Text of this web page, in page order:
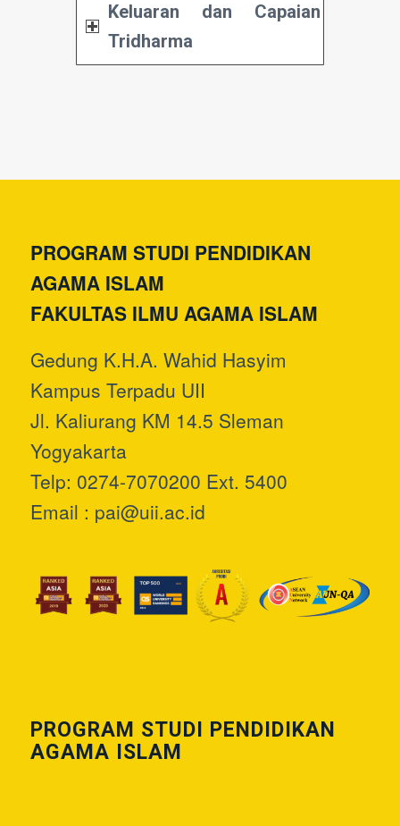
Keluaran dan Capaian
Tridharma
PROGRAM STUDI PENDIDIKAN
AGAMA ISLAM
FAKULTAS ILMU AGAMA ISLAM
Gedung K.H.A. Wahid Hasyim
Kampus Terpadu UII
Jl. Kaliurang KM 14.5 Sleman
Yogyakarta
Telp: 0274-7070200 Ext. 5400
Email : pai@uii.ac.id
PROGRAM STUDI PENDIDIKAN
AGAMA ISLAM